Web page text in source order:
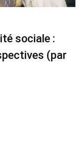
sociale :
(par